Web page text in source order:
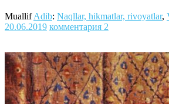
MuallifAdib: Naqllar, hikmatlar, rivoyatlar,
20.06.2019 комментария 2